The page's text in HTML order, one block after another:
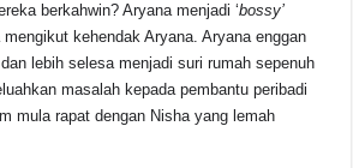
berkahwin? Aryana menjadi ‘bossy’
kehendak Aryana. Aryana enggan
lebih selesa menjadi suri rumah sepenuh
masalah kepada pembantu peribadi
mula rapat dengan Nisha yang lemah